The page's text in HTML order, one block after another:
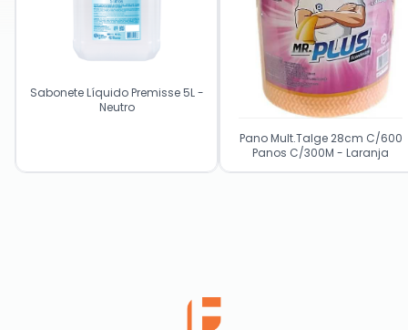
Sabonete Líquido Premisse 5L -
Neutro
Pano Mult.Talge 28cm C/600
Panos C/300M - Laranja